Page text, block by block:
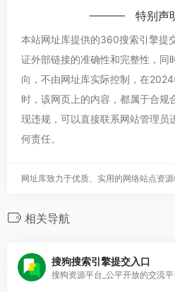
特别声
本站网址库提供的360搜索引擎提
证外部链接的准确性和完整性，同
向，不由网址库实际控制，在
时，该网页上的内容，都属于合规
现违规，可以直接联系网站管理员
何责任。
网址库致力于优质、实用的网络站点资源
相关导航
搜狗搜索引擎提交入口
搜狗资源平台_公平开放的交流平